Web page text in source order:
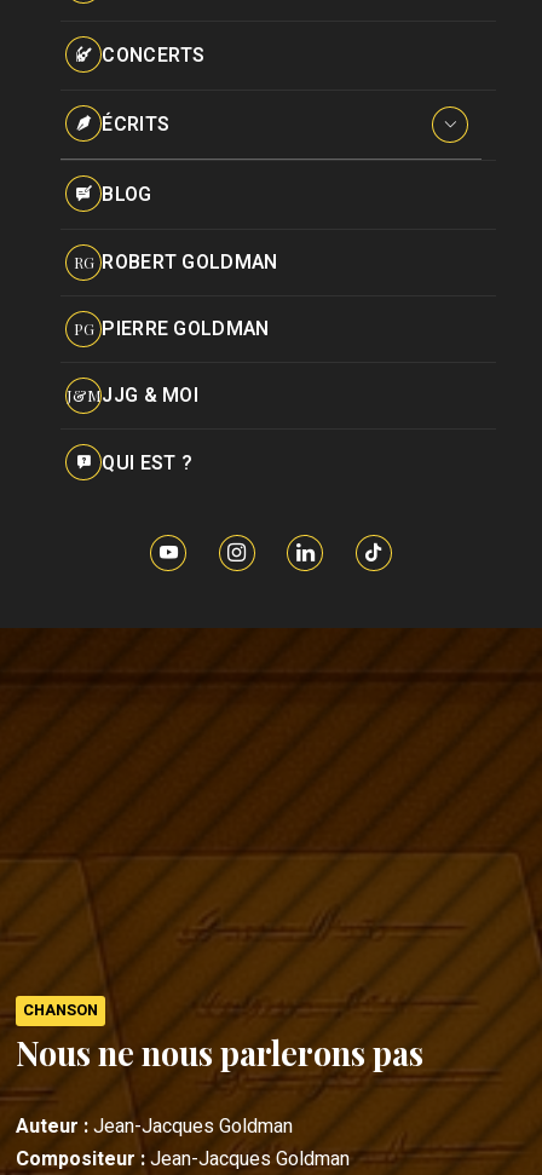
Pseudonymes
CONCERTS
ÉCRITS
Interviews
BLOG
RG ROBERT GOLDMAN
PG PIERRE GOLDMAN
J&MJJG & MOI
QUI EST ?
CHANSON
Nous ne nous parlerons pas
Auteur :Jean-Jacques Goldman
Compositeur :Jean-Jacques Goldman